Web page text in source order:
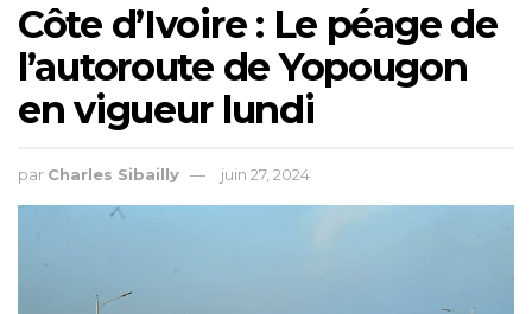
Côte d’Ivoire : Le péage de
l’autoroute de Yopougon
en vigueur lundi
par Charles Sibailly juin 27, 2024